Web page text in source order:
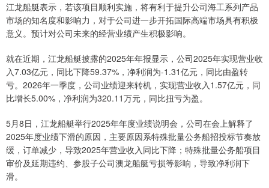
江龙船艇表示，若该项目顺利实施，将有利于提升公司海工系列产品
市场的知名度和影响力，对于公司进一步开拓国际高端市场具有积极
意义。预计对公司未来的经营业绩产生积极影响。
就在近期，江龙船艇披露的2025年年报显示，公司2025年实现营业收
入7.03亿元，同比下降59.37%，净利润为-1.31亿元，同比由盈转
亏。2026年一季度，公司业绩迎来转机，实现营业收入1.57亿元，同
比增长5.00%，净利润为320.11万元，同比扭亏为盈。
5月8日，江龙船艇举行2025年年度业绩说明会，公司在会上解释了
2025年度业绩下滑的原因，主要原因系特殊批量公务船招投标节奏放
缓，订单减少，导致2025年营业收入同比下降；特殊批量公务船项目
审价及延期违约、参股子公司澳龙船艇亏损等影响，导致净利润下
滑。